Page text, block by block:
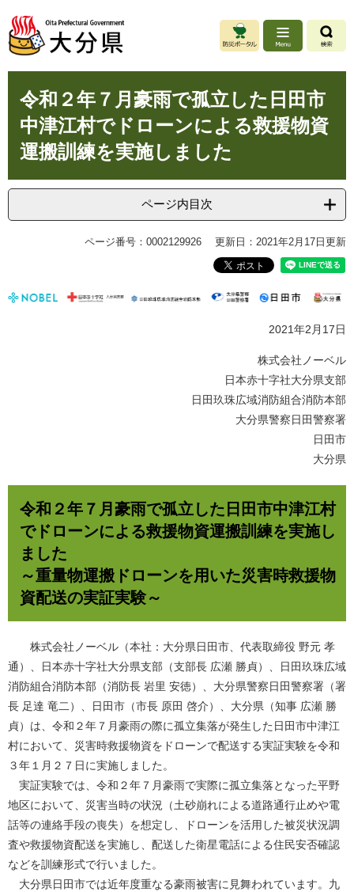
ジ
先
ュ
を
へ
令和２年７月豪雨で孤立した日田市
中津江村でドローンによる救援物資
運搬訓練を実施しました
ページ内目次
ページ番号：0002129926 更新日：2021年2月17日更新
2021年2月17日
株式会社ノーベル
日本赤十字社大分県支部
日田玖珠広域消防組合消防本部
大分県警察日田警察署
日田市
大分県
令和２年７月豪雨で孤立した日田市中津江村
でドローンによる救援物資運搬訓練を実施し
ました
～重量物運搬ドローンを用いた災害時救援物
資配送の実証実験～
株式会社ノーベル（本社：大分県日田市、代表取締役 野元 孝
通）、日本赤十字社大分県支部（支部長 広瀬 勝貞）、日田玖珠広域
消防組合消防本部（消防長 岩里 安徳）、大分県警察日田警察署（署
長 足達 竜二）、日田市（市長 原田 啓介）、大分県（知事 広瀬 勝
貞）は、令和２年７月豪雨の際に孤立集落が発生した日田市中津江
村において、災害時救援物資をドローンで配送する実証実験を令和
３年１月２７日に実施しました。
実証実験では、令和２年７月豪雨で実際に孤立集落となった平野
地区において、災害当時の状況（土砂崩れによる道路通行止めや電
話等の連絡手段の喪失）を想定し、ドローンを活用した被災状況調
査や救援物資配送を実施し、配送した衛星電話による住民安否確認
などを訓練形式で行いました。
大分県日田市では近年度重なる豪雨被害に見舞われています。九